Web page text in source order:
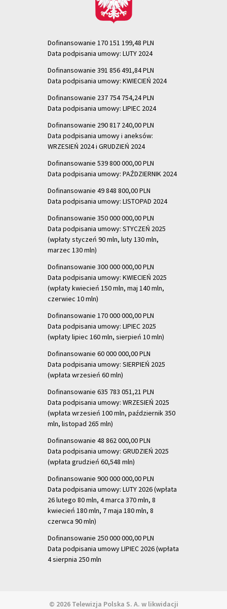
Dofinansowanie 170 151 199,48 PLN
Data podpisania umowy: LUTY 2024
Dofinansowanie 391 856 491,84 PLN
Data podpisania umowy: KWIECIEŃ 2024
Dofinansowanie 237 754 754,24 PLN
Data podpisania umowy: LIPIEC 2024
Dofinansowanie 290 817 240,00 PLN
Data podpisania umowy i aneksów:
WRZESIEŃ 2024 i GRUDZIEŃ 2024
Dofinansowanie 539 800 000,00 PLN
Data podpisania umowy: PAŹDZIERNIK 2024
Dofinansowanie 49 848 800,00 PLN
Data podpisania umowy: LISTOPAD 2024
Dofinansowanie 350 000 000,00 PLN
Data podpisania umowy: STYCZEŃ 2025
(wpłaty styczeń 90 mln, luty 130 mln,
marzec 130 mln)
Dofinansowanie 300 000 000,00 PLN
Data podpisania umowy: KWIECIEŃ 2025
(wpłaty kwiecień 150 mln, maj 140 mln,
czerwiec 10 mln)
Dofinansowanie 170 000 000,00 PLN
Data podpisania umowy: LIPIEC 2025
(wpłaty lipiec 160 mln, sierpień 10 mln)
Dofinansowanie 60 000 000,00 PLN
Data podpisania umowy: SIERPIEŃ 2025
(wpłata wrzesień 60 mln)
Dofinansowanie 635 783 051,21 PLN
Data podpisania umowy: WRZESIEŃ 2025
(wpłata wrzesień 100 mln, październik 350
mln, listopad 265 mln)
Dofinansowanie 48 862 000,00 PLN
Data podpisania umowy: GRUDZIEŃ 2025
(wpłata grudzień 60,548 mln)
Dofinansowanie 900 000 000,00 PLN
Data podpisania umowy: LUTY 2026 (wpłata
26 lutego 80 mln, 4 marca 370 mln, 8
kwiecień 180 mln, 7 maja 180 mln, 8
czerwca 90 mln)
Dofinansowanie 250 000 000,00 PLN
Data podpisania umowy LIPIEC 2026 (wpłata
4 sierpnia 250 mln
© 2026 Telewizja Polska S. A. w likwidacji